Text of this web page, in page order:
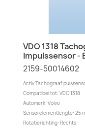
VDO 1318
Impulssensor -
2159-50014602
Activ Tachograaf
Compatibel tot: VDO 1318
Automerk: Volvo
Sensorelementlengte: 25
Rotatierichting: Rechts